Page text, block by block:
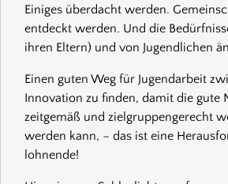
Einiges überdacht werden.
entdeckt werden. Und die
ihren Eltern) und von Jugendlichen
Einen guten Weg für Jugendarbeit
Innovation zu finden, damit die gute
zeitgemäß und zielgruppengerecht
werden kann, – das ist eine
lohnende!